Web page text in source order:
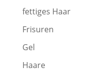
fettiges Haar
Frisuren
Gel
Haare